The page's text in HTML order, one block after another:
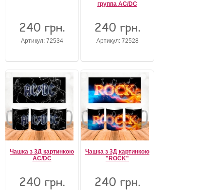
Запам'ятати мене
Забули своє Ім’я Користувача?
240 грн.
Артикул: 72534
группа AC/DC
240 грн.
Артикул: 72528
Чашка з 3Д картинкою
AC/DC
240 грн.
Чашка з 3Д картинкою
"ROCK"
240 грн.